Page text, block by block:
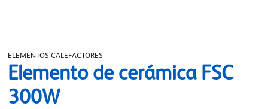
ELEMENTOS CALEFACTORES
Elemento de cerámica FSC
300W